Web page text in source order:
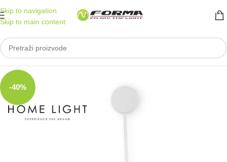
Skip to navigation
Skip to main content
-40%